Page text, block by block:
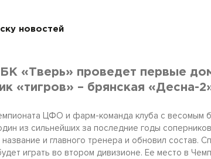
новостей
БК «Тверь» проведет первые
«тигров» – брянская «Десна-
ЦФО и фарм-команда клуба с весомым
из сильнейших за последние годы
и главного тренера и обновил состав.
играть во втором дивизионе. Ее место в